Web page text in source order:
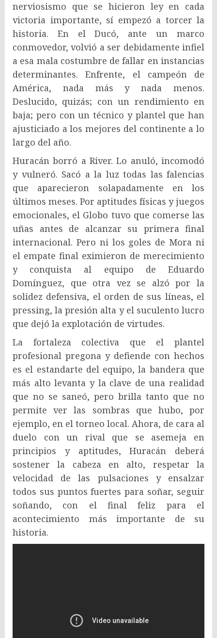
nerviosismo que se hicieron ley en cada
victoria importante, sí empezó a torcer la
historia. En el Ducó, ante un marco
conmovedor, volvió a ser debidamente infiel
a esa mala costumbre de fallar en instancias
determinantes. Enfrente, el campeón de
América, nada más y nada menos.
Deslucido, quizás; con un rendimiento en
baja; pero con un técnico y plantel que han
ajusticiado a los mejores del continente a lo
largo del año.
Huracán borró a River. Lo anuló, incomodó
y vulneró. Sacó a la luz todas las falencias
que aparecieron solapadamente en los
últimos meses. Por aptitudes físicas y juegos
emocionales, el Globo tuvo que comerse las
uñas antes de alcanzar su primera final
internacional. Pero ni los goles de Mora ni
el empate final eximieron de merecimiento
y conquista al equipo de Eduardo
Domínguez, que otra vez se alzó por la
solidez defensiva, el orden de sus líneas, el
pressing, la presión alta y el suculento lucro
que dejó la explotación de virtudes.
La fortaleza colectiva que el plantel
profesional pregona y defiende con hechos
es el estandarte del equipo, la bandera que
más alto levanta y la clave de una realidad
que no se saneó, pero brilla tanto que no
permite ver las sombras que hubo, por
ejemplo, en el torneo local. Ahora, de cara al
duelo con un rival que se asemeja en
principios y aptitudes, Huracán deberá
sostener la cabeza en alto, respetar la
velocidad de las pulsaciones y ensalzar
todos sus puntos fuertes para soñar, seguir
soñando, con el final feliz para el
acontecimiento más importante de su
historia.